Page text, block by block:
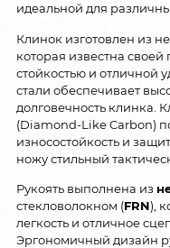
идеальной для
Клинок изготовлен из
которая известна
стойкостью и отличной
стали обеспечивает
долговечность клинка.
(Diamond-Like Carbon)
износостойкость и
ножу стильный
Рукоять выполнена из
стекловолокном (FRN),
легкость и отличное
Эргономичный дизайн